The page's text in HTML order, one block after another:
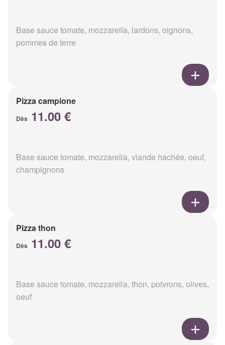
Base sauce tomate, mozzarella, lardons, oignons,
pommes de terre
Pizza campione
Dès 11.00 €
Base sauce tomate, mozzarella, viande hachée, oeuf,
champignons
Pizza thon
Dès 11.00 €
Base sauce tomate, mozzarella, thon, poivrons, olives,
oeuf